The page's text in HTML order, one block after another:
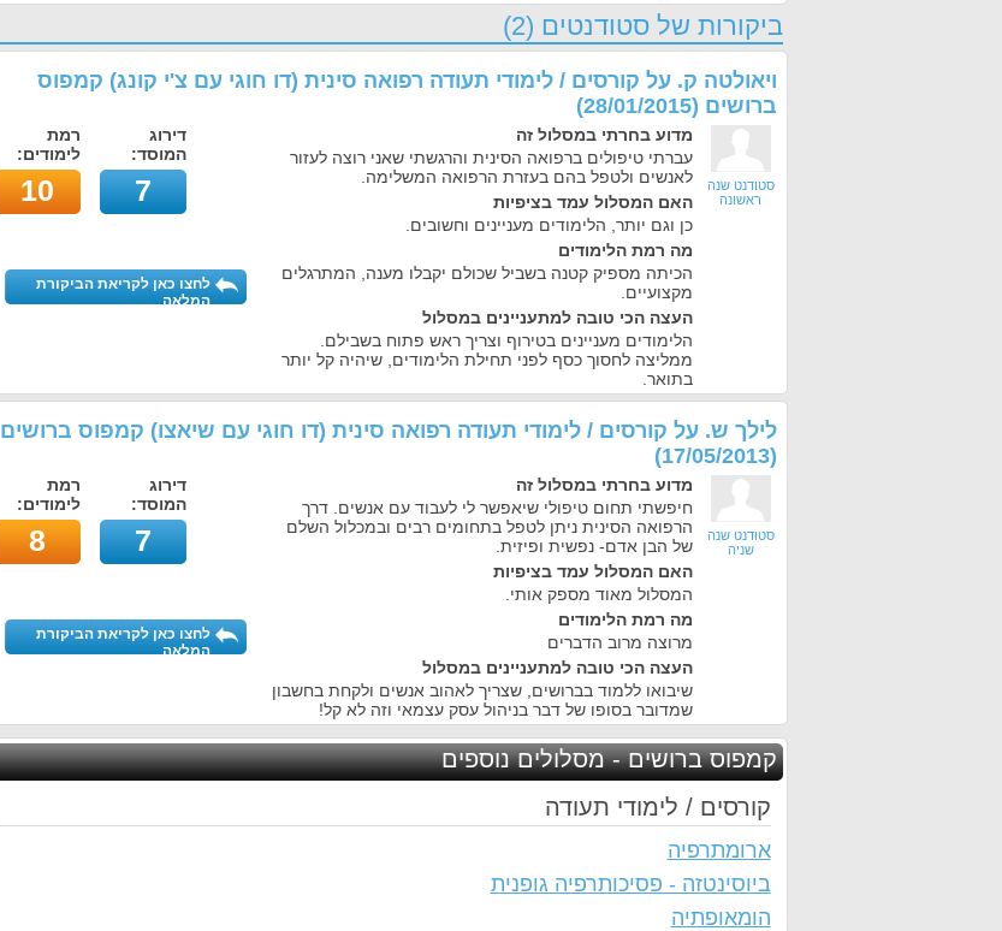
ביקורות של סטודנטים (2)
ויאולטה ק. על קורסים / לימודי תעודה רפואה סינית (דו חוגי עם צ'י קונג) קמפוס
ברושים (
28/01/2015
)
סטודנט שנה
ראשונה
מדוע בחרתי במסלול זה
עברתי טיפולים ברפואה הסינית והרגשתי שאני רוצה לעזור
לאנשים ולטפל בהם בעזרת הרפואה המשלימה.
האם המסלול עמד בציפיות
כן וגם יותר, הלימודים מעניינים וחשובים.
מה רמת הלימודים
הכיתה מספיק קטנה בשביל שכולם יקבלו מענה, המתרגלים
מקצועיים.
העצה הכי טובה למתעניינים במסלול
הלימודים מעניינים בטירוף וצריך ראש פתוח בשבילם.
ממליצה לחסוך כסף לפני תחילת הלימודים, שיהיה קל יותר
בתואר.
רמת
לימודים:
10
דירוג
המוסד:
7
לחצו כאן לקריאת הביקורת
המלאה
לילך ש. על קורסים / לימודי תעודה רפואה סינית (דו חוגי עם שיאצו) קמפוס ברושים
(
17/05/2013
)
סטודנט שנה
שניה
מדוע בחרתי במסלול זה
חיפשתי תחום טיפולי שיאפשר לי לעבוד עם אנשים. דרך
הרפואה הסינית ניתן לטפל בתחומים רבים ובמכלול השלם
של הבן אדם- נפשית ופיזית.
האם המסלול עמד בציפיות
המסלול מאוד מספק אותי.
מה רמת הלימודים
מרוצה מרוב הדברים
העצה הכי טובה למתעניינים במסלול
שיבואו ללמוד בברושים, שצריך לאהוב אנשים ולקחת בחשבון
שמדובר בסופו של דבר בניהול עסק עצמאי וזה לא קל!
רמת
לימודים:
8
דירוג
המוסד:
7
לחצו כאן לקריאת הביקורת
המלאה
קמפוס ברושים - מסלולים נוספים
קורסים / לימודי תעודה
ארומתרפיה
ביוסינטזה - פסיכותרפיה גופנית
הומאופתיה